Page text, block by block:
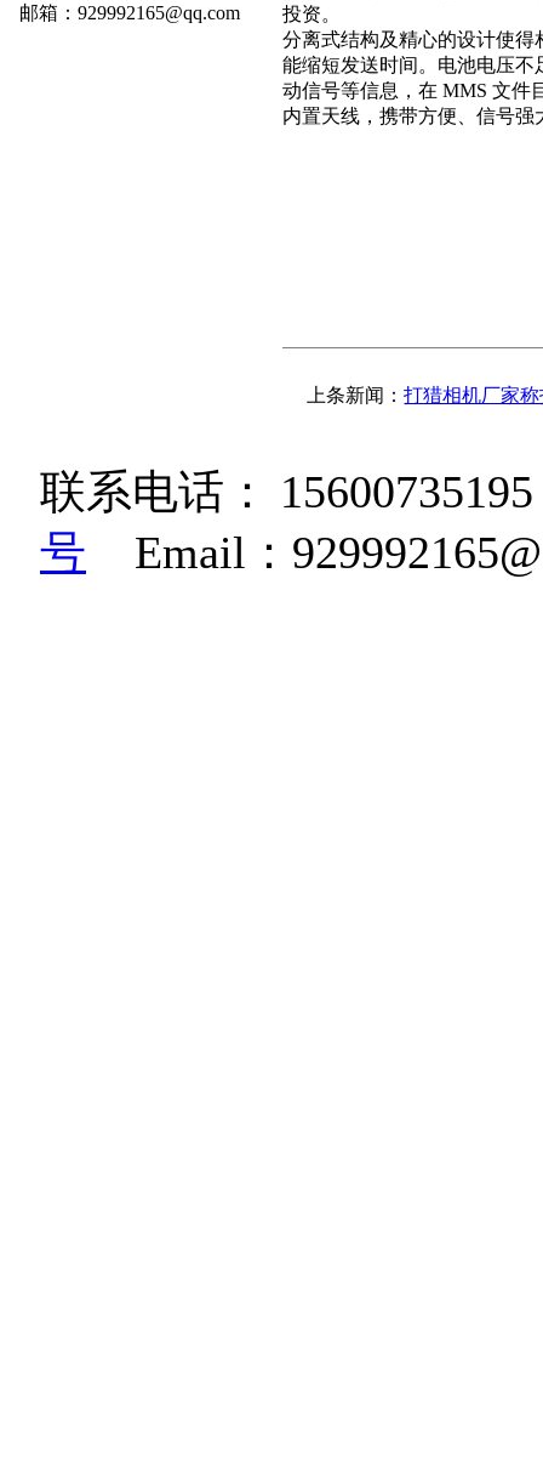
邮箱：929992165@qq.com
投资。
分离式结构及精心的设计使得
能缩短发送时间。电池电压
动信号等信息，在 MMS 文件
内置天线，携带方便、信号强
上条新闻：打猎相机厂家
联系电话：
15600735195
号 Email：